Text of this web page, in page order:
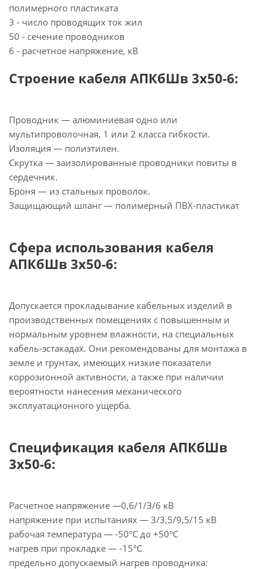
полимерного пластиката
3 - число проводящих ток жил
50 - сечение проводников
6 - расчетное напряжение, кВ
Строение кабеля АПКбШв 3х50-6:
Проводник — алюминиевая одно или
мультипроволочная, 1 или 2 класса гибкости.
Изоляция — полиэтилен.
Скрутка — заизолированные проводники повиты в
сердечник.
Броня — из стальных проволок.
Защищающий шланг — полимерный ПВХ-пластикат
Сфера использования кабеля
АПКбШв 3х50-6:
Допускается прокладывание кабельных изделий в
производственных помещениях с повышенным и
нормальным уровнем влажности, на специальных
кабель-эстакадах. Они рекомендованы для монтажа в
земле и грунтах, имеющих низкие показатели
коррозионной активности, а также при наличии
вероятности нанесения механического
эксплуатационного ущерба.
Спецификация кабеля АПКбШв
3х50-6:
Расчетное напряжение —0,6/1/3/6 кВ
напряжение при испытаниях — 3/3,5/9,5/15 кВ
рабочая температура — -50°С до +50°С
нагрев при прокладке — -15°С
предельно допускаемый нагрев проводника: